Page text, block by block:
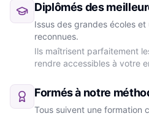
Diplômés des
Issus des grandes écoles
reconnues.
Ils maîtrisent parfaitement
rendre accessibles à votre
Formés à notre
Tous suivent une formation